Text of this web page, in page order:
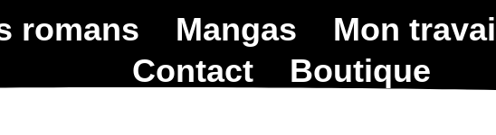
romans Mangas Mon
Contact
Boutique